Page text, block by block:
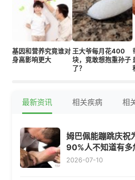
基因和营养究竟谁对
身高影响更大
王大爷每月花400
块，竟敢想抱重孙子
了？
最新资讯 相关疾病 相
姆巴佩能蹦跳庆祝
90%人不知道有多
2026-07-10